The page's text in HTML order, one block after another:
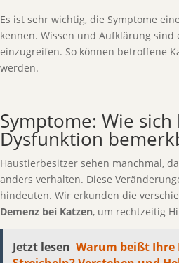
Es ist sehr wichtig, die Symptome
kennen. Wissen und Aufklärung
einzugreifen. So können betroffene
werden.
Symptome: Wie
Dysfunktion
Haustierbesitzer sehen manchmal,
anders verhalten. Diese
hindeuten. Wir erkunden die
Demenz bei Katzen, um rechtzeitig
Jetzt lesen Warum beißt Ihre